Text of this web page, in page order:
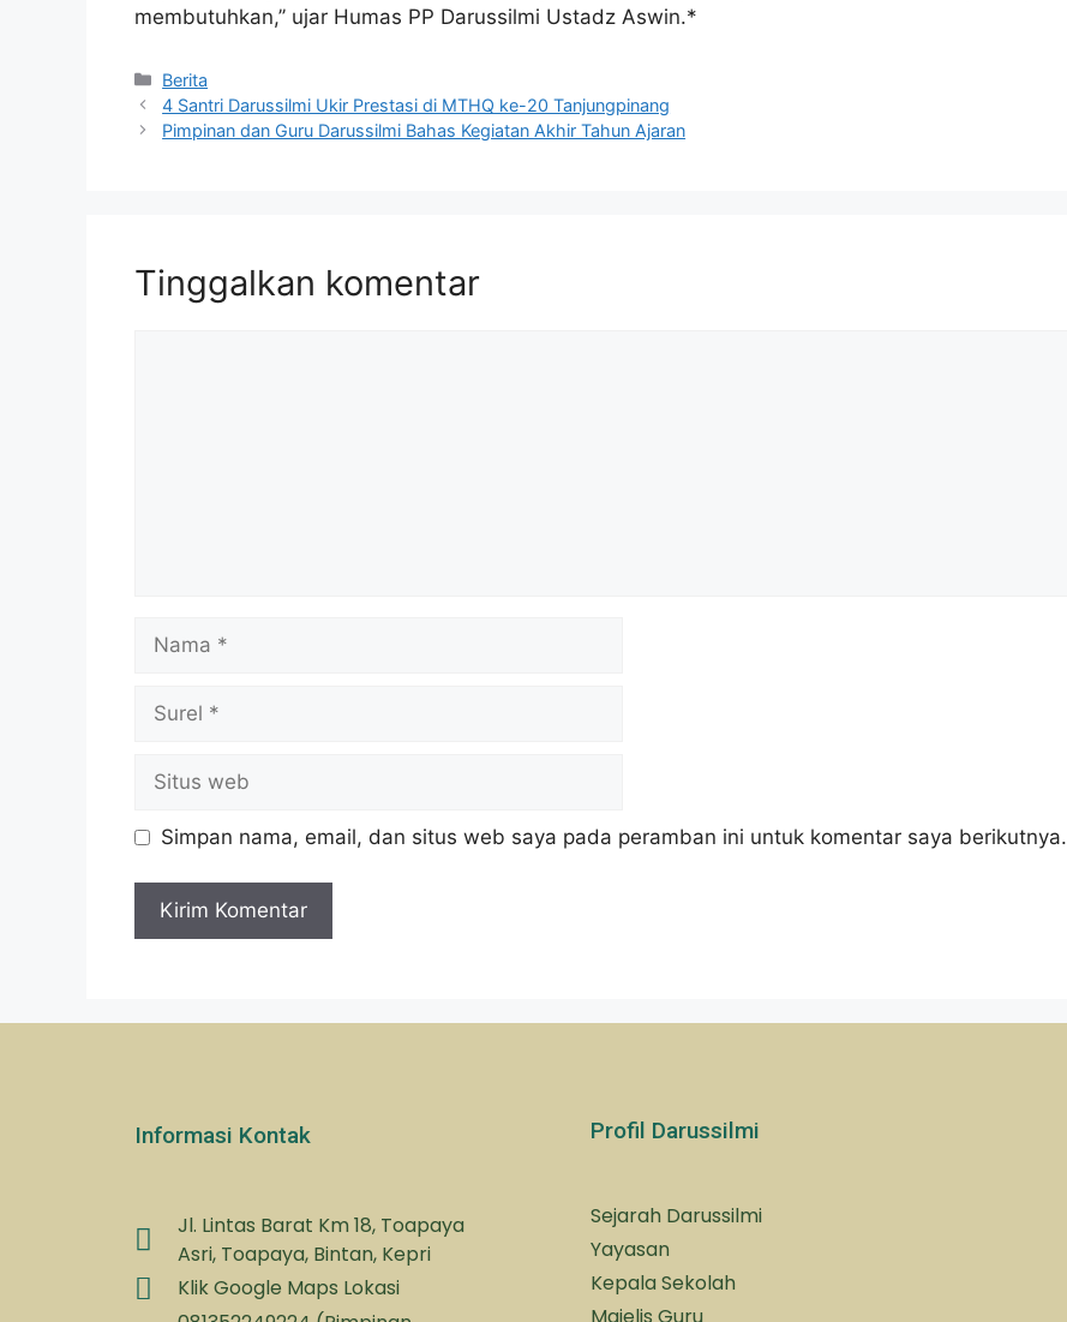
membutuhkan,’’ ujar Humas PP Darussilmi Ustadz Aswin.*
Berita
4 Santri Darussilmi Ukir Prestasi di MTHQ ke-20 Tanjungpinang
Pimpinan dan Guru Darussilmi Bahas Kegiatan Akhir Tahun Ajaran
Tinggalkan komentar
Simpan nama, email, dan situs web saya pada peramban ini untuk komentar saya berikutnya.
Informasi Kontak
Jl. Lintas Barat Km 18, Toapaya
Asri, Toapaya, Bintan, Kepri
Klik Google Maps Lokasi
Profil Darussilmi
Sejarah Darussilmi
Yayasan
Kepala Sekolah